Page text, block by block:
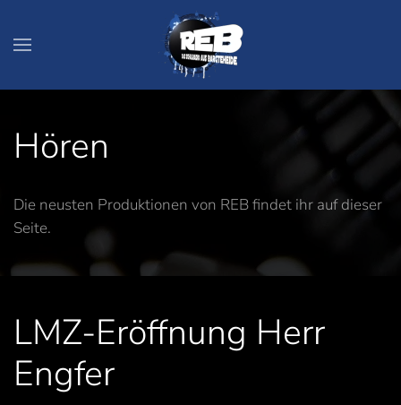
Zum Hauptinhalt springen
Hören
Die neusten Produktionen von REB findet ihr auf dieser
Seite.
LMZ-Eröffnung Herr
Engfer